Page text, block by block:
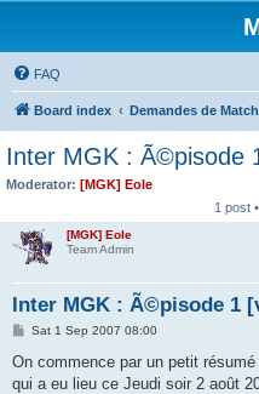
FAQ
Board index Demandes de Match
Inter MGK : Ã©pisode
Moderator: [MGK] Eole
1 post
[MGK] Eole
Team Admin
Inter MGK : Ã©pisode 1
P
s
Sat 1 Sep 2007 08:00
On commence par un petit
qui a eu lieu ce Jeudi soir 2 août